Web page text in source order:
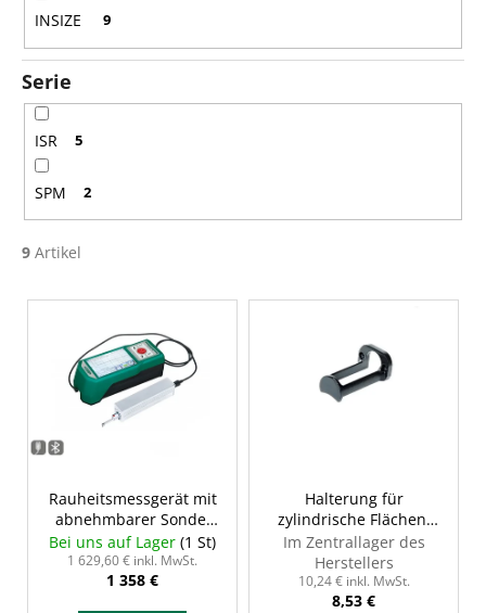
n
g
INSIZE 9
Serie
ISR 5
SPM 2
9 Artikel
L
d
Rauheitsmessgerät mit
abnehmbarer Sonde,
INSIZE ISR-C301
Bei uns auf Lager (1 St)
1 629,60 € inkl. MwSt.
1 358 €
Halterung für
zylindrische Flächen,
INSIZE ISR-C300-
COVER2
Im Zentrallager des
Herstellers
10,24 € inkl. MwSt.
8,53 €